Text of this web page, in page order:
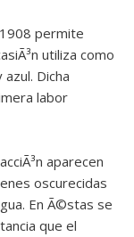
permite
utiliza como
Dicha
labor
aparecen
oscurecidas
En Ã©stas se
que el